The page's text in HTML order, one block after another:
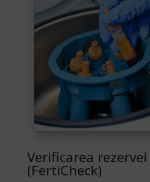
Verificarea
(FertiCheck)​